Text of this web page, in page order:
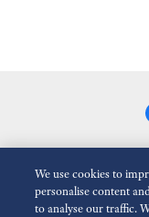
We use cookies to
personalise content
to analyse our traffic.